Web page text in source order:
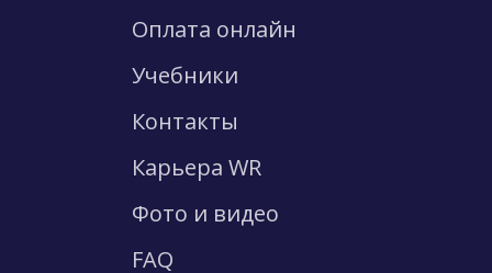
Оплата онлайн
Учебники
Контакты
Карьера WR
Фото и видео
FAQ